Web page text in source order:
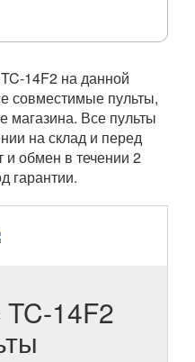
14F2 на данной
совместимые пульты,
магазина. Все пульты
на склад и перед
и обмен в течении 2
гарантии.
14F2